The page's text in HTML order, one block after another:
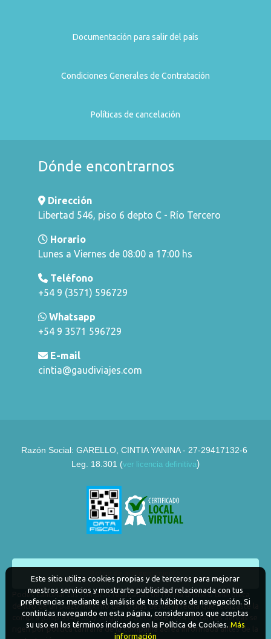
Documentación para salir del país
Condiciones Generales de Contratación
Políticas de cancelación
Dónde encontrarnos
Dirección
Libertad 546, piso 6 depto C - Río Tercero
Horario
Lunes a Viernes de 08:00 a 17:00 hs
Teléfono
+54 9 (3571) 596729
Whatsapp
+54 9 3571 596729
E-mail
cintia@gaudiviajes.com
Razón Social: GARELLO, CINTIA YANINA - 27-29417132-6
Leg. 18.301 (ver licencia definitiva)
Boton de arrepentimiento
Podés cancelar tus compras realizadas de forma online o telefonica
dentro de un plazo máximo de 10 días desde la fecha que realizaste la
compra (Disp.954/2025). Según decreto 809/2024 las tarifas aéreas se
rigen por política tarifaria de la compañía aérea informada antes de la
Este sitio utiliza cookies propias y de terceros para mejorar
nuestros servicios y mostrarte publicidad relacionada con tus
preferencias mediante el análisis de tus hábitos de navegación. Si
continúas navegando en esta página, consideramos que aceptas
su uso en los términos indicados en la Política de Cookies. Más
información